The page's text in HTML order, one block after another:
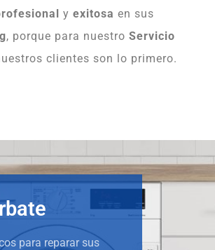
y exitosa en sus
, porque para nuestro Servicio
clientes son lo primero.
para reparar sus